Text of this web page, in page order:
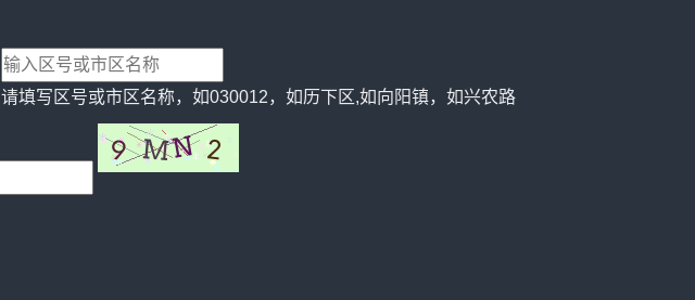
请填写区号或市区名称，如030012，如历下区,如向阳镇，如兴农路